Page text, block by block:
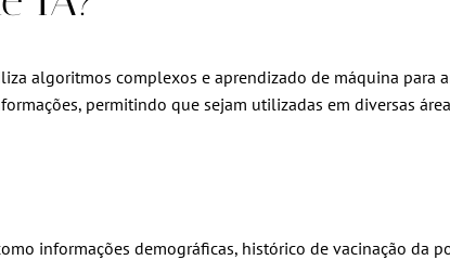
algoritmos complexos e aprendizado de máquina para
permitindo que sejam utilizadas em diversas
informações demográficas, histórico de vacinação da